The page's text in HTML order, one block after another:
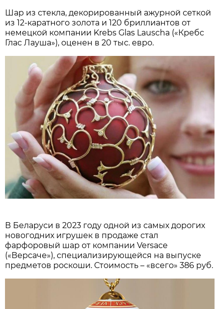
Шар из стекла, декорированный ажурной сеткой
из 12-каратного золота и 120 бриллиантов от
немецкой компании Krebs Glas Lauscha («Кребс
Глас Лауша»), оценен в 20 тыс. евро.
В Беларуси в 2023 году одной из самых дорогих
новогодних игрушек в продаже стал
фарфоровый шар от компании Versace
(«Версаче»), специализирующейся на выпуске
предметов роскоши. Стоимость – «всего» 386 руб.